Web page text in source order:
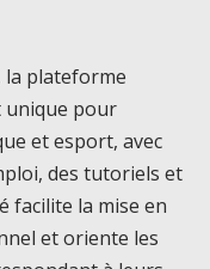
la plateforme
unique pour
et esport, avec
des tutoriels et
facilite la mise en
et oriente les